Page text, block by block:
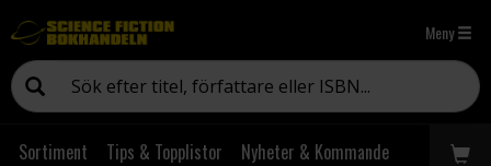
Meny
Sortiment Tips & Topplistor
Nyheter & Kommande